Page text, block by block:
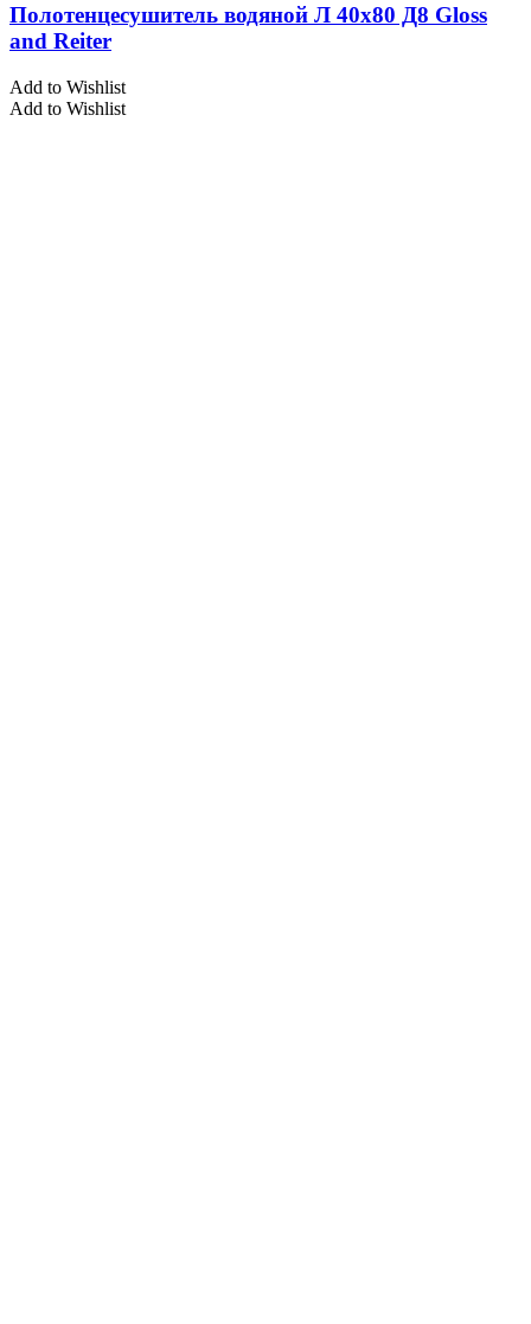
Полотенцесушитель водяной Л 40х80 Д8 Gloss
and Reiter
Add to Wishlist
Add to Wishlist